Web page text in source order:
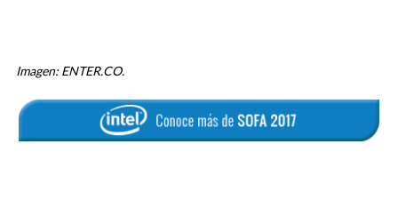
Imagen: ENTER.CO.